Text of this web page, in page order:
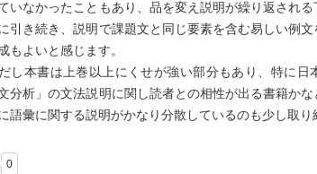
いなかったこともあり、品を変え説明が繰り返される
に引き続き、説明で課題文と同じ要素を含む易しい例
もよいと感じます。
し本書は上巻以上にくせが強い部分もあり、特に日
文分析」の文法説明に関し読者との相性が出る書籍か
語彙に関する説明がかなり分散しているのも少し取り
0